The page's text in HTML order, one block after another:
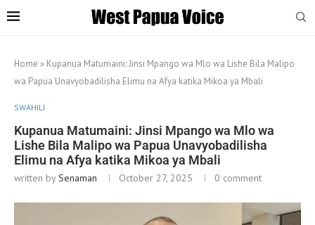
Home » Kupanua Matumaini: Jinsi Mpango wa Mlo wa Lishe Bila Malipo
wa Papua Unavyobadilisha Elimu na Afya katika Mikoa ya Mbali
SWAHILI
Kupanua Matumaini: Jinsi Mpango wa Mlo wa
Lishe Bila Malipo wa Papua Unavyobadilisha
Elimu na Afya katika Mikoa ya Mbali
written bySenaman October 27, 2025 0 comment